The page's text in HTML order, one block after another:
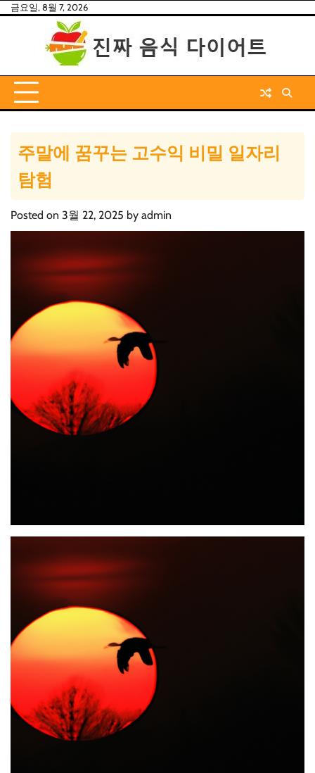
Skip금요일, 8월 7, 2026
주말에 꿈꾸는 고수익 비밀 일자리
탐험
Posted on 3월 22, 2025 by admin